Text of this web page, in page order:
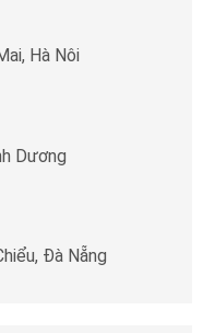
Hà Nôi
Dương
Đà Nẵng